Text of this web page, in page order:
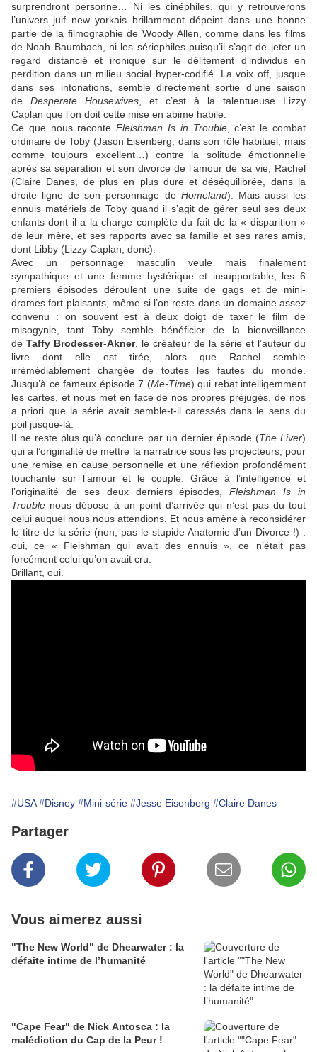
surprendront personne… Ni les cinéphiles, qui y retrouverons
l’univers juif new yorkais brillamment dépeint dans une bonne
partie de la filmographie de Woody Allen , comme dans les films
de Noah Baumbach , ni les sériephiles puisqu’il s’agit de jeter un
regard distancié et ironique sur le délitement d’individus en
perdition dans un milieu social hyper-codifié. La voix off, jusque
dans ses intonations, semble directement sortie d’une saison
de Desperate Housewives , et c’est à la talentueuse Lizzy
Caplan que l’on doit cette mise en abime habile.
Ce que nous raconteFleishman Is in Trouble, c’est le combat
ordinaire de Toby (Jason Eisenberg , dans son rôle habituel, mais
comme toujours excellent…) contre la solitude émotionnelle
après sa séparation et son divorce de l’amour de sa vie, Rachel
(Claire Danes , de plus en plus dure et déséquilibrée, dans la
droite ligne de son personnage de Homeland). Mais aussi les
ennuis matériels de Toby quand il s’agit de gérer seul ses deux
enfants dont il a la charge complète du fait de la « disparition »
de leur mère, et ses rapports avec sa famille et ses rares amis,
dont Libby (Lizzy Caplan , donc).
Avec un personnage masculin veule mais finalement
sympathique et une femme hystérique et insupportable, les 6
premiers épisodes déroulent une suite de gags et de mini-
drames fort plaisants, même si l’on reste dans un domaine assez
convenu : on souvent est à deux doigt de taxer le film de
misogynie, tant Toby semble bénéficier de la bienveillance
de Taffy Brodesser-Akner, le créateur de la série et l’auteur du
livre dont elle est tirée, alors que Rachel semble
irrémédiablement chargée de toutes les fautes du monde.
Jusqu’à ce fameux épisode 7 (Me-Time) qui rebat intelligemment
les cartes, et nous met en face de nos propres préjugés, de nos
a priori que la série avait semble-t-il caressés dans le sens du
poil jusque-là.
Il ne reste plus qu’à conclure par un dernier épisode (The Liver)
qui a l’originalité de mettre la narratrice sous les projecteurs, pour
une remise en cause personnelle et une réflexion profondément
touchante sur l’amour et le couple. Grâce à l’intelligence et
l’originalité de ses deux derniers épisodes,Fleishman Is in
Trouble nous dépose à un point d’arrivée qui n’est pas du tout
celui auquel nous nous attendions. Et nous amène à reconsidérer
le titre de la série (non, pas le stupide Anatomie d’un Divorce !) :
oui, ce « Fleishman qui avait des ennuis », ce n’était pas
forcément celui qu’on avait cru.
Brillant, oui.
#USA #Disney #Mini-série #Jesse Eisenberg #Claire Danes
Partager
Vous aimerez aussi
"The New World" de Dhearwater : la
défaite intime de l’humanité
"Cape Fear" de Nick Antosca : la
malédiction du Cap de la Peur !